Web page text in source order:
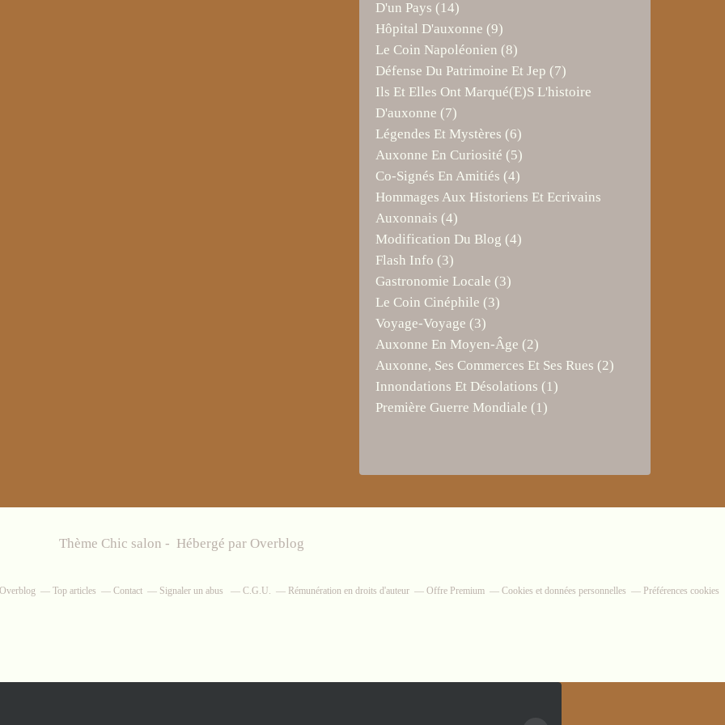
D'un Pays (14)
Hôpital D'auxonne (9)
Le Coin Napoléonien (8)
Défense Du Patrimoine Et Jep (7)
Ils Et Elles Ont Marqué(e)s L'histoire
D'auxonne (7)
Légendes Et Mystères (6)
Auxonne En Curiosité (5)
Co-Signés En Amitiés (4)
Hommages Aux Historiens Et Ecrivains
Auxonnais (4)
Modification Du Blog (4)
Flash Info (3)
Gastronomie Locale (3)
Le Coin Cinéphile (3)
Voyage-Voyage (3)
Auxonne En Moyen-Âge (2)
Auxonne, Ses Commerces Et Ses Rues (2)
Innondations Et Désolations (1)
Première Guerre Mondiale (1)
Thème Chic salon - Hébergé par Overblog
Top articles Contact Signaler un abus C.G.U. Rémunération en droits d'auteur Offre Premium Cookies et données personnelles Préférences cookies